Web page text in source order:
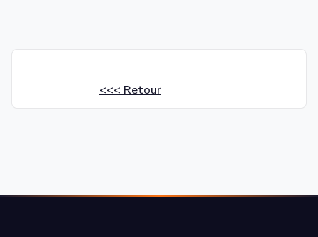
Voir aussi :
L'entretien du filtre à air
>> retourner à l'accueil
La galerie
<<< Retour